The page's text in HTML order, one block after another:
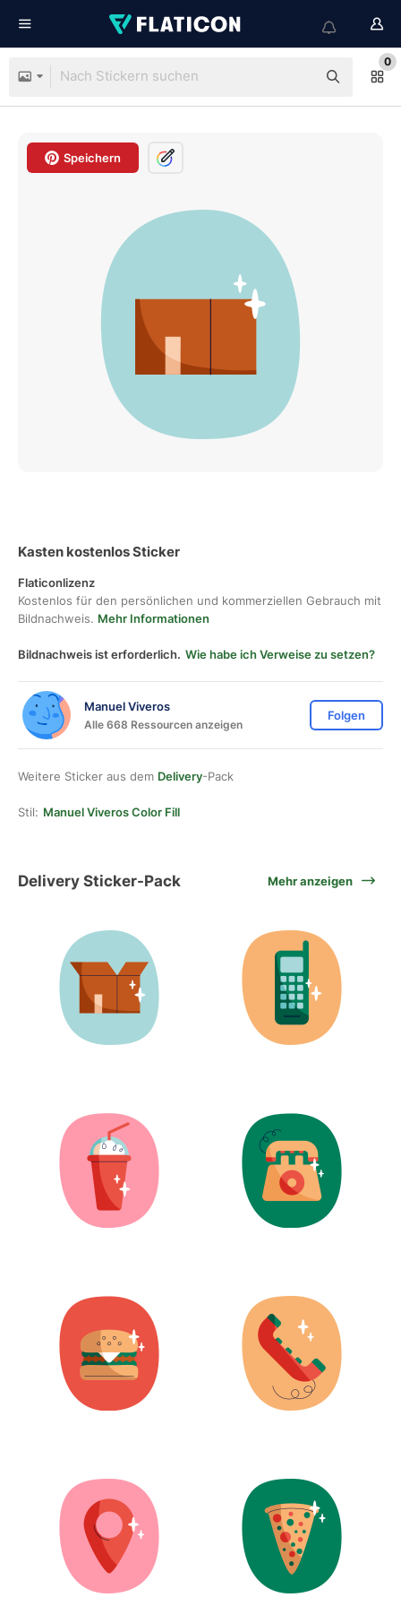
0
Speichern
Kasten kostenlos Sticker
Flaticonlizenz
Kostenlos für den persönlichen und kommerziellen Gebrauch mit
Bildnachweis. Mehr Informationen
Bildnachweis ist erforderlich. Wie habe ich Verweise zu setzen?
Manuel Viveros
Alle 668 Ressourcen anzeigen
Folgen
Weitere Sticker aus dem Delivery-Pack
Stil: Manuel Viveros Color Fill
Delivery Sticker-Pack Mehr anzeigen